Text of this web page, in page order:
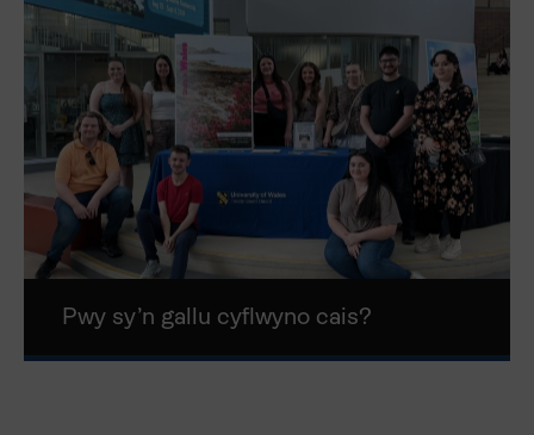
Pwy sy’n gallu cyflwyno cais?